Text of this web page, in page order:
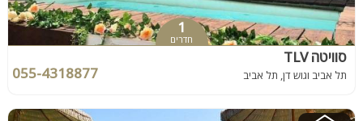
1
חדרים
סוויטה TLV
תל אביב וגוש דן, תל אביב 055-4318877